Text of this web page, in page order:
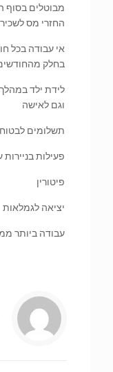
מבוטלים בסוף
החזרי מס
אי עבודה בכל
בחלק
לידת ילד
וגם לאישה
תשלומים
פעילות בניירות
פיטורין
יציאה לגמלאות
עבודה ביותר